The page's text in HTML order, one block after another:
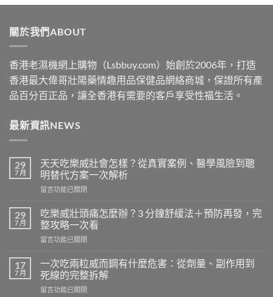
$489
關於我們ABOUT
香港老濕機網上購物（Lsbbuy.com）始創於2006年，打造
香港最大偉哥壯陽藥情趣用品保健品網絡商城，保證所有產
品百分百正品，讓全香港有需要的客戶享受性福生活。
最新資訊NEWS
29
7 月
天天吃樂威壯會怎樣？從真實案例、醫學風險到聰
明替代方案一次解析
在
天
吃
樂
威
會
怎
樣？
從
留言功能已關閉
29
7 月
吃樂威壯頭痛怎麼辦？3 分鐘舒緩法＋預防再發，完
整攻略一次看
在
威
壯
頭
留言功能已關閉
17
7 月
一次吃兩粒威而鋼有什麼危害：從劑量、副作用到
死線的完整拆解
在
留言功能已關閉